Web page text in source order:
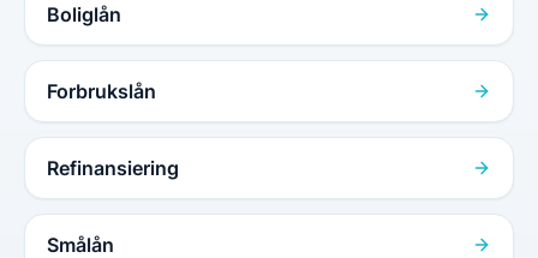
Boliglån
Forbrukslån
Refinansiering
Smålån